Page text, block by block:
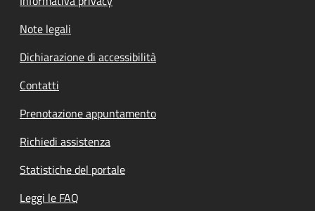
Note legali
Dichiarazione di accessibilità
Contatti
Prenotazione appuntamento
Richiedi assistenza
Statistiche del portale
Leggi le FAQ